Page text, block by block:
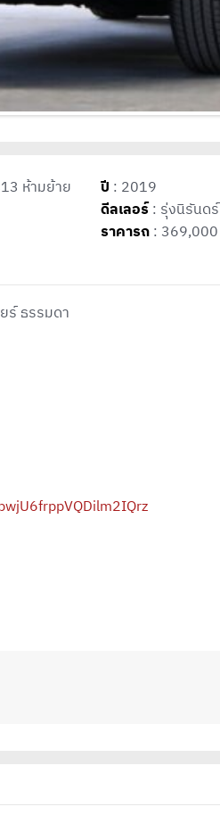
ห้ามย้าย ปี : 2019
ดีลเลอร์: รุ่งนิรันดร์
ราคารถ: 369,000
ร์ ธรรมดา